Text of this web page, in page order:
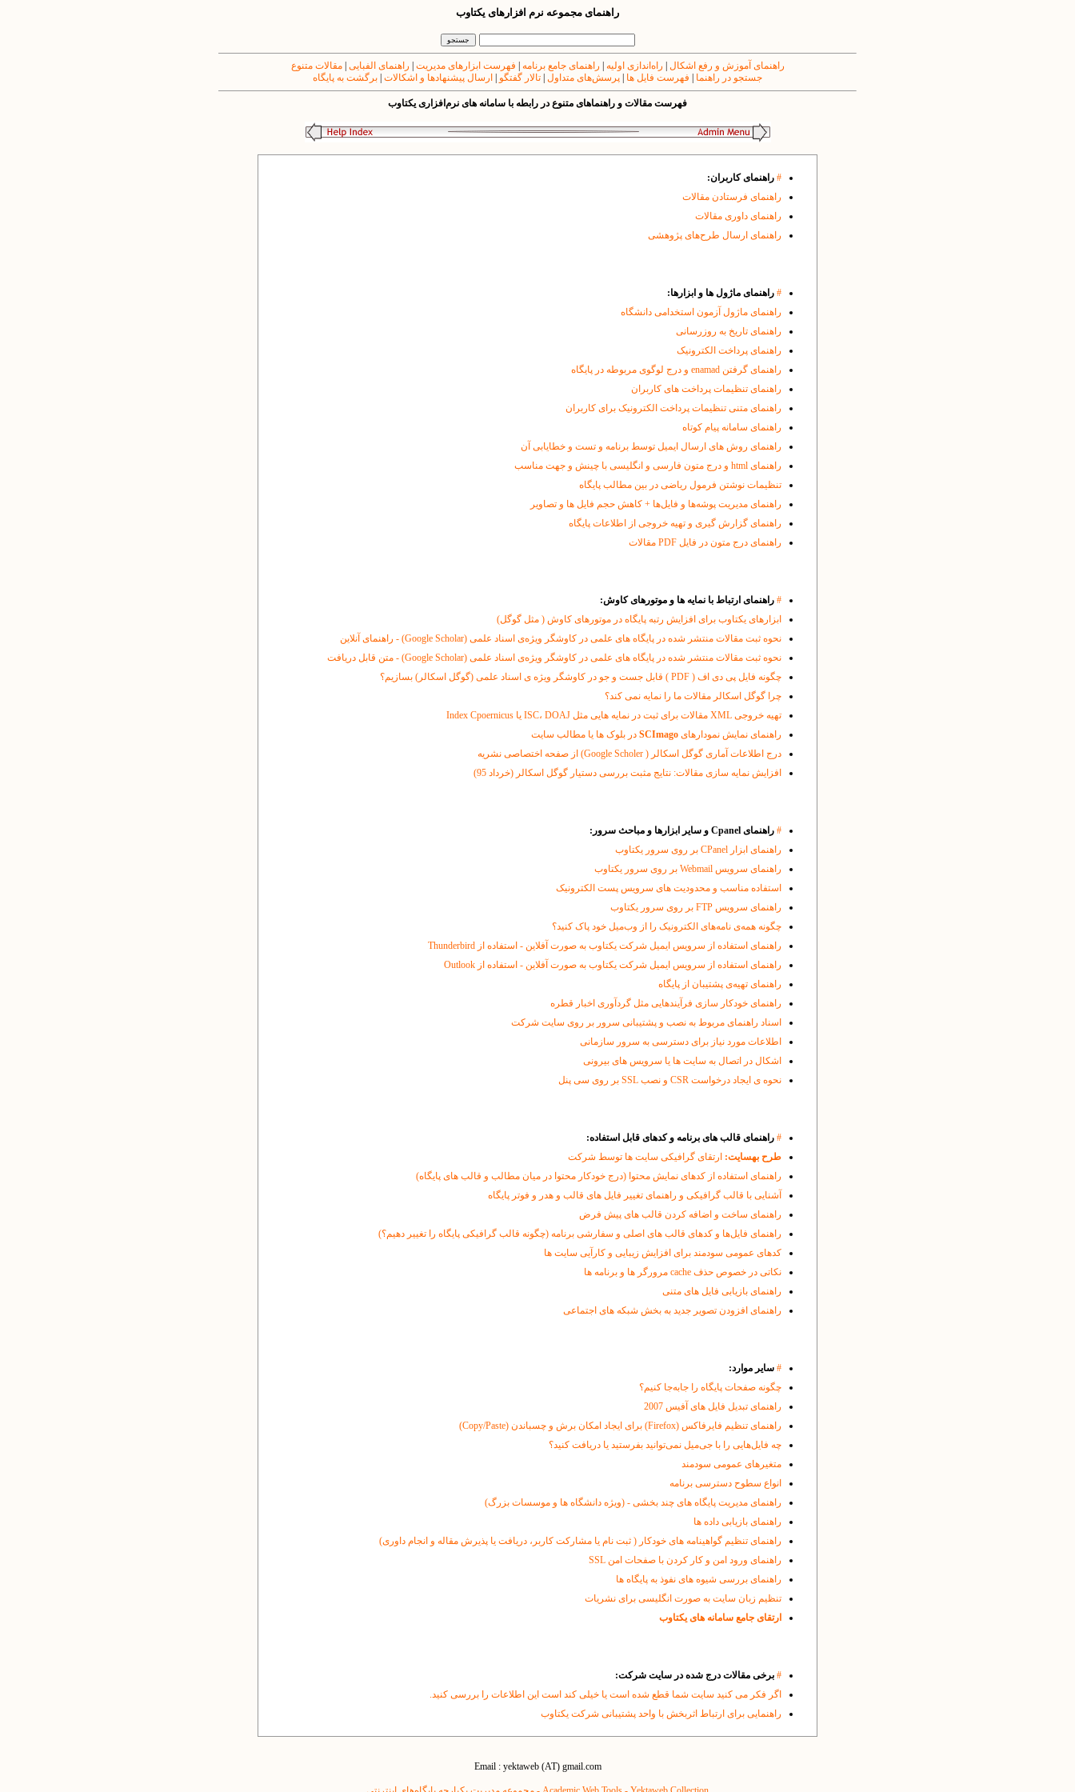
راهنمای مجموعه نرم افزارهای یکتاوب
راهنمای آموزش و رفع اشکال راه‌اندازی اولیه راهنمای جامع برنامه فهرست ابزارهای مدیریت راهنمای الفبایی |مقالات متنوع
جستجو در راهنما
فهرست فایل ها پرسش‌های متداول تالار گفتگو ارسال پیشنهادها و اشکالات برگشت به پایگاه
فهرست مقالات و راهنماهای متنوع در رابطه با سامانه های نرم‌افزاری یکتاوب
# راهنمای کاربران:
راهنمای فرستادن مقالات
راهنمای داوری مقالات
راهنمای ارسال طرح‌های پژوهشی
# راهنمای ماژول ها و ابزارها:
راهنمای ماژول آزمون استخدامی دانشگاه
راهنمای تاریخ به روزرسانی
راهنمای پرداخت الکترونیک
راهنمای گرفتن enamad و درج لوگوی مربوطه در پایگاه
راهنمای تنظیمات پرداخت های کاربران
راهنمای متنی تنظیمات پرداخت الکترونیک برای کاربران
راهنمای سامانه پیام کوتاه
راهنمای روش های ارسال ایمیل توسط برنامه و تست و خطایابی آن
راهنمای html و درج متون فارسی و انگلیسی با چینش و جهت مناسب
تنظیمات نوشتن فرمول ریاضی در بین مطالب پایگاه
راهنمای مدیریت پوشه‌ها و فایل‌ها + کاهش حجم فایل ها و تصاویر
راهنمای گزارش گیری و تهیه خروجی از اطلاعات پایگاه
راهنمای درج متون در فایل PDF مقالات
# راهنمای ارتباط با نمایه ها و موتورهای کاوش:
ابزارهای یکتاوب برای افزایش رتبه پایگاه در موتورهای کاوش ( مثل گوگل)‌
نحوه ثبت مقالات منتشر شده در پایگاه های علمی در کاوشگر ویژه‌ی اسناد علمی (Google Scholar) - راهنمای آنلاین
نحوه ثبت مقالات منتشر شده در پایگاه های علمی در کاوشگر ویژه‌ی اسناد علمی (Google Scholar) - متن قابل دریافت
چگونه فایل پی دی اف ( PDF ) قابل جست و جو در کاوشگر ویژه ی اسناد علمی (گوگل اسکالر) بسازیم؟
چرا گوگل اسکالر مقالات ما را نمایه نمی کند؟
تهیه خروجی XML مقالات برای ثبت در نمایه هایی مثل ISC، DOAJ یا Index Cpoernicus
راهنمای نمایش نمودارهای SCImago در بلوک ها یا مطالب سایت
درج اطلاعات آماری گوگل اسکالر ( Google Scholer) از صفحه اختصاصی نشریه
افزایش نمایه سازی مقالات: نتایج مثبت بررسی دستیار گوگل اسکالر (خرداد 95)
# راهنمای Cpanel و سایر ابزارها و مباحث سرور:
راهنمای ابزار CPanel بر روی سرور یکتاوب
راهنمای سرویس Webmail بر روی سرور یکتاوب
استفاده مناسب و محدودیت های سرویس پست الکترونیک
راهنمای سرویس FTP بر روی سرور یکتاوب
چگونه‌ همه‌ی نامه‌های الکترونیک را از وب‌میل خود پاک کنید؟
راهنمای استفاده از سرویس ایمیل شرکت یکتاوب به صورت آفلاین - استفاده از Thunderbird
راهنمای استفاده از سرویس ایمیل شرکت یکتاوب به صورت آفلاین - استفاده از Outlook
راهنمای تهیه‌ی پشتیبان از پایگاه
راهنمای خودکار سازی فرآیندهایی مثل گردآوری اخبار قطره
اسناد راهنمای مربوط به نصب و پشتیبانی سرور بر روی سایت شرکت
اطلاعات مورد نیاز برای دسترسی به سرور سازمانی
اشکال در اتصال به سایت ها یا سرویس های بیرونی
نحوه ی ایجاد درخواست CSR و نصب SSL بر روی سی پنل
# راهنمای قالب های برنامه و کدهای قابل استفاده:
طرح بهسایت: ارتقای گرافیکی سایت ها توسط شرکت
راهنمای استفاده از کدهای نمایش محتوا (درج خودکار محتوا در میان مطالب و قالب های پایگاه)
آشنایی با قالب گرافیکی و راهنمای تغییر فایل های قالب و هدر و فوتر پایگاه
راهنمای ساخت و اضافه کردن قالب های پیش فرض
راهنمای فایل‌ها و کدهای قالب های اصلی و سفارشی برنامه (چگونه قالب گرافیکی پایگاه را تغییر دهیم؟)
کدهای عمومی سودمند برای افزایش زیبایی و کارآیی سایت ها
نکاتی در خصوص حذف cache مرورگر ها و برنامه ها
راهنمای بازیابی فایل های متنی
راهنمای افزودن تصویر جدید به بخش شبکه های اجتماعی
# سایر موارد:
چگونه صفحات پایگاه را جابه‌جا کنیم؟
راهنمای تبدیل فایل های آفیس 2007
راهنمای تنظیم فایرفاکس (Firefox) برای ایجاد امکان برش و چسباندن (Copy/Paste)
چه فایل‌هایی را با جی‌میل نمی‌توانید بفرستید یا دریافت کنید؟
متغیرهای عمومی سودمند
انواع سطوح دسترسی برنامه
راهنمای مدیریت پایگاه های چند بخشی - (ویژه دانشگاه ها و موسسات بزرگ)
راهنمای بازیابی داده ها
راهنمای تنظیم گواهینامه های خودکار ( ثبت نام یا مشارکت کاربر، دریافت یا پذیرش مقاله و انجام داوری)
راهنمای ورود امن و کار کردن با صفحات امن SSL
راهنمای بررسی شیوه های نفوذ به پایگاه ها
تنظیم زبان سایت به صورت انگلیسی برای نشریات
ارتقای جامع سامانه های یکتاوب
# برخی مقالات درج شده در سایت شرکت:
اگر فکر می کنید سایت شما قطع شده است یا خیلی کند است این اطلاعات را بررسی کنید.
راهنمایی برای ارتباط اثربخش با واحد پشتیبانی شرکت یکتاوب
Email : yektaweb (AT) gmail.com